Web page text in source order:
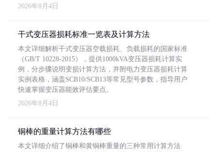
2026年8月4日
干式变压器损耗标准一览表及计算方法
本文详细解析干式变压器空载损耗、负载损耗的国家标准
（GB/T 10228-2015），提供1000kVA变压器损耗计算实
例，分步骤说明变损计算方法，并附电力变压器损耗计算
实例表格，涵盖SCB10/SCB13等常见型号参数，指导用户
快速掌握变压器能效评估要点。
2026年8月4日
铜棒的重量计算方法有哪些
本文详细介绍了铜棒和黄铜棒重量的三种常用计算方法